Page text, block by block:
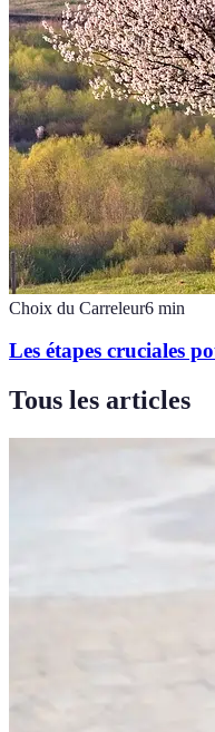
Choix du Carreleur6 min
Les étapes cruciales
Tous les articles